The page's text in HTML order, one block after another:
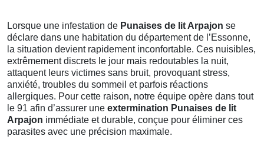
Lorsque une infestation de Punaises de lit Arpajon se
déclare dans une habitation du département de l’Essonne,
la situation devient rapidement inconfortable. Ces nuisibles,
extrêmement discrets le jour mais redoutables la nuit,
attaquent leurs victimes sans bruit, provoquant stress,
anxiété, troubles du sommeil et parfois réactions
allergiques. Pour cette raison, notre équipe opère dans tout
le 91 afin d’assurer une extermination Punaises de lit
Arpajon immédiate et durable, conçue pour éliminer ces
parasites avec une précision maximale.